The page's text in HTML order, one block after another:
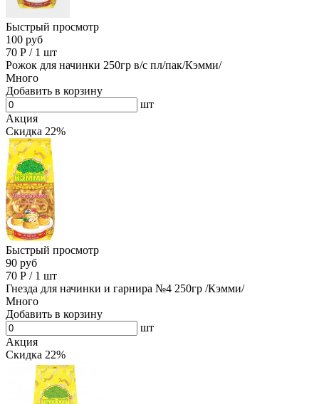
Быстрый просмотр
100 руб
70 Р / 1 шт
Рожок для начинки 250гр в/с пл/пак/Кэмми/
Много
Добавить в корзину
шт
Акция
Скидка 22%
Быстрый просмотр
90 руб
70 Р / 1 шт
Гнезда для начинки и гарнира №4 250гр /Кэмми/
Много
Добавить в корзину
шт
Акция
Скидка 22%